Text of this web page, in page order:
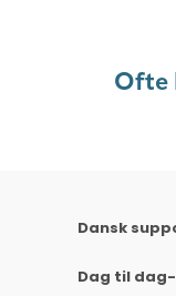
Ofte
Dansk
Dag til